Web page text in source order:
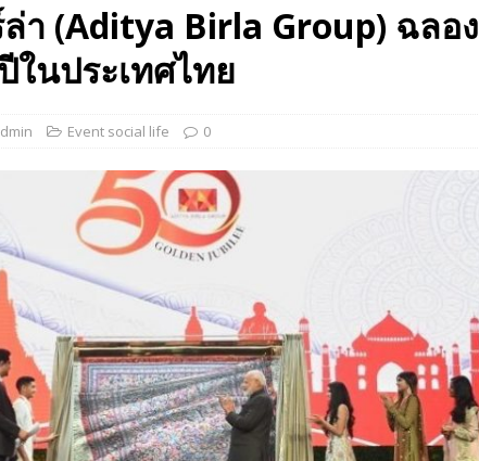
นามเจดีย์ใหญ่: เมื่อคะแนนนิยม ‘ส้ม’ พุ่งชนกำแพง ‘บ้านใหญ่’ ใน
ใจผู้ใช้ไทยมากที่สุด
D” EVENT SOCIAL LIFE
า (Aditya Birla Group) ฉลอง
ในประเทศไทย
Event social life 0